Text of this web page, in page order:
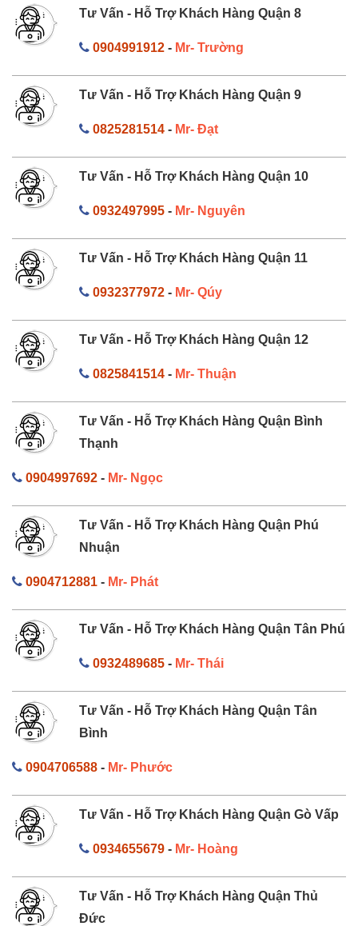
Tư Vấn - Hỗ Trợ Khách Hàng Quận 8
0904991912- Mr- Trường
Tư Vấn - Hỗ Trợ Khách Hàng Quận 9
0825281514- Mr- Đạt
Tư Vấn - Hỗ Trợ Khách Hàng Quận 10
0932497995- Mr- Nguyên
Tư Vấn - Hỗ Trợ Khách Hàng Quận 11
0932377972- Mr- Qúy
Tư Vấn - Hỗ Trợ Khách Hàng Quận 12
0825841514- Mr- Thuận
Tư Vấn - Hỗ Trợ Khách Hàng Quận Bình
Thạnh
0904997692 - Mr- Ngọc
Tư Vấn - Hỗ Trợ Khách Hàng Quận Phú
Nhuận
0904712881 - Mr- Phát
Tư Vấn - Hỗ Trợ Khách Hàng Quận Tân Phú
0932489685- Mr- Thái
Tư Vấn - Hỗ Trợ Khách Hàng Quận Tân
Bình
0904706588 - Mr- Phước
Tư Vấn - Hỗ Trợ Khách Hàng Quận Gò Vấp
0934655679- Mr- Hoàng
Tư Vấn - Hỗ Trợ Khách Hàng Quận Thủ
Đức